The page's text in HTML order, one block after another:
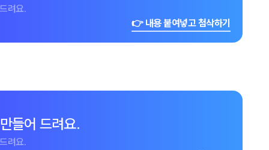
려요.
👉 내용 붙여넣고 첨삭하기
들어 드려요.
려요.